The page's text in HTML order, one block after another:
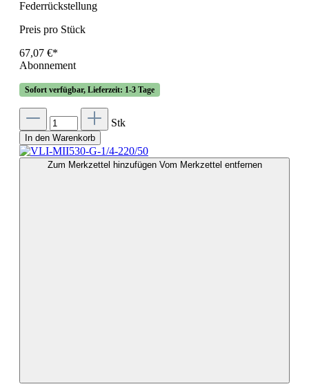
Federrückstellung
Preis pro Stück
67,07 €*
Abonnement
Sofort verfügbar, Lieferzeit: 1-3 Tage
Stk
In den Warenkorb
Zum Merkzettel hinzufügen Vom Merkzettel entfernen